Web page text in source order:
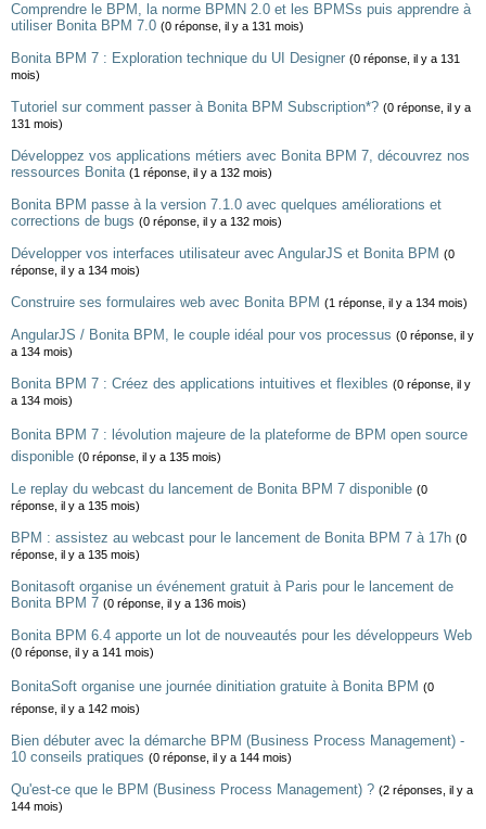
Comprendre le BPM, la norme BPMN 2.0 et les BPMSs puis apprendre à
utiliser Bonita BPM 7.0 (0 réponse, il y a 131 mois)
Bonita BPM 7 : Exploration technique du UI Designer (0 réponse, il y a 131
mois)
Tutoriel sur comment passer à Bonita BPM Subscription*? (0 réponse, il y a
131 mois)
Développez vos applications métiers avec Bonita BPM 7, découvrez nos
ressources Bonita (1 réponse, il y a 132 mois)
Bonita BPM passe à la version 7.1.0 avec quelques améliorations et
corrections de bugs (0 réponse, il y a 132 mois)
Développer vos interfaces utilisateur avec AngularJS et Bonita BPM (0
réponse, il y a 134 mois)
Construire ses formulaires web avec Bonita BPM (1 réponse, il y a 134 mois)
AngularJS / Bonita BPM, le couple idéal pour vos processus (0 réponse, il y
a 134 mois)
Bonita BPM 7 : Créez des applications intuitives et flexibles (0 réponse, il y
a 134 mois)
Bonita BPM 7 : lévolution majeure de la plateforme de BPM open source
disponible (0 réponse, il y a 135 mois)
Le replay du webcast du lancement de Bonita BPM 7 disponible (0
réponse, il y a 135 mois)
BPM : assistez au webcast pour le lancement de Bonita BPM 7 à 17h (0
réponse, il y a 135 mois)
Bonitasoft organise un événement gratuit à Paris pour le lancement de
Bonita BPM 7 (0 réponse, il y a 136 mois)
Bonita BPM 6.4 apporte un lot de nouveautés pour les développeurs Web
(0 réponse, il y a 141 mois)
BonitaSoft organise une journée dinitiation gratuite à Bonita BPM (0
réponse, il y a 142 mois)
Bien débuter avec la démarche BPM (Business Process Management) -
10 conseils pratiques (0 réponse, il y a 144 mois)
Qu'est-ce que le BPM (Business Process Management) ? (2 réponses, il y a
144 mois)